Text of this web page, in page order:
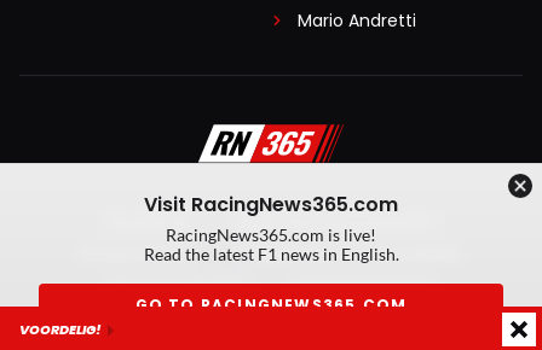
Mario Andretti
Algemene voorwaarden
Privacy Policy
Created by On Your Marks
Privacy manager
Kansspeluitingen
© 2026 RacingNews365. Alle rechten voorbehouden
Visit RacingNews365.com
RacingNews365.com is live!
Read the latest F1 news in English.
GO TO RACINGNEWS365.COM
VOORDELIG!